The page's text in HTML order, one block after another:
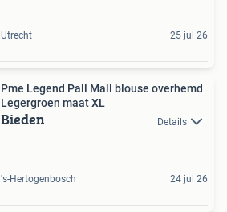
Utrecht 25 jul 26
Pme Legend Pall Mall blouse overhemd
Legergroen maat XL
Bieden Details
's-Hertogenbosch 24 jul 26